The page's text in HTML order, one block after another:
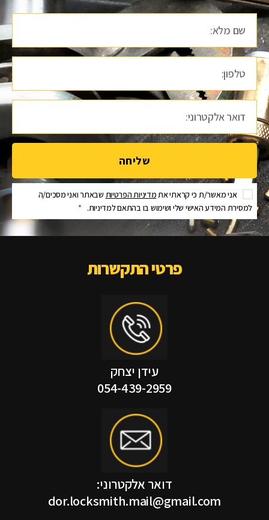
שליחה
אני מאשר/ת כי קראתי אתמדיניות הפרטיות שבאתר ואני מסכים/ה
למסירת המידע האישי שלי ושימוש בו בהתאם למדיניות. *
פרטי התקשרות
עידן יצחק
054-439-2959
דואר אלקטרוני:
dor.locksmith.mail@gmail.com